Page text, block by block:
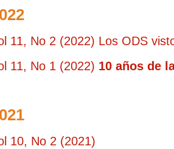
11, No 2 (2022) Los ODS
11, No 1 (2022) 10 años de
10, No 2 (2021)